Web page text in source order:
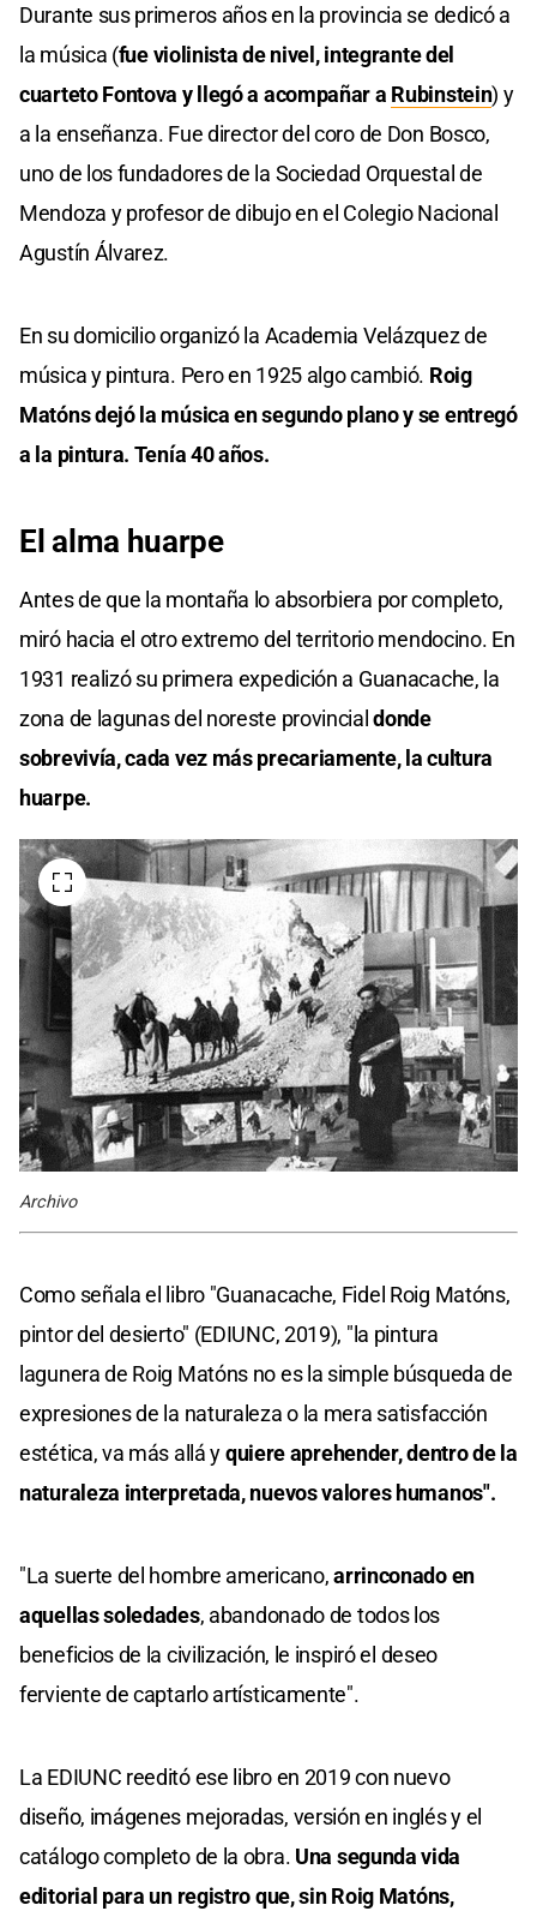
Durante sus primeros años en la provincia se dedicó a
la música (fue violinista de nivel, integrante del
cuarteto Fontova y llegó a acompañar a Rubinstein) y
a la enseñanza. Fue director del coro de Don Bosco,
uno de los fundadores de la Sociedad Orquestal de
Mendoza y profesor de dibujo en el Colegio Nacional
Agustín Álvarez.
En su domicilio organizó la Academia Velázquez de
música y pintura. Pero en 1925 algo cambió. Roig
Matóns dejó la música en segundo plano y se entregó
a la pintura. Tenía 40 años.
El alma huarpe
Antes de que la montaña lo absorbiera por completo,
miró hacia el otro extremo del territorio mendocino. En
1931 realizó su primera expedición a Guanacache, la
zona de lagunas del noreste provincialdonde
sobrevivía, cada vez más precariamente, la cultura
huarpe.
Archivo
Como señala el libro "Guanacache, Fidel Roig Matóns,
pintor del desierto" (EDIUNC, 2019), "la pintura
lagunera de Roig Matóns no es la simple búsqueda de
expresiones de la naturaleza o la mera satisfacción
estética, va más allá yquiere aprehender, dentro de la
naturaleza interpretada, nuevos valores humanos".
"La suerte del hombre americano,arrinconado en
aquellas soledades, abandonado de todos los
beneficios de la civilización, le inspiró el deseo
ferviente de captarlo artísticamente".
La EDIUNC reeditó ese libro en 2019 con nuevo
diseño, imágenes mejoradas, versión en inglés y el
catálogo completo de la obra. Una segunda vida
editorial para un registro que, sin Roig Matóns,